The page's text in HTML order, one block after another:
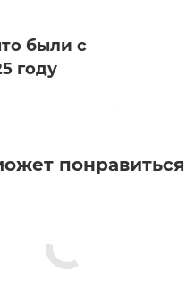
были с
году
понравиться